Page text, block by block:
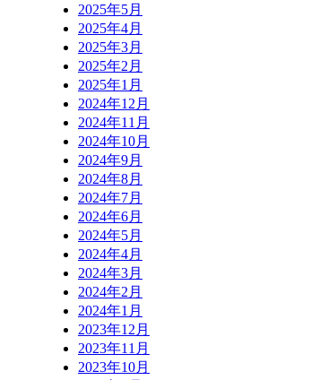
2025年5月
2025年4月
2025年3月
2025年2月
2025年1月
2024年12月
2024年11月
2024年10月
2024年9月
2024年8月
2024年7月
2024年6月
2024年5月
2024年4月
2024年3月
2024年2月
2024年1月
2023年12月
2023年11月
2023年10月